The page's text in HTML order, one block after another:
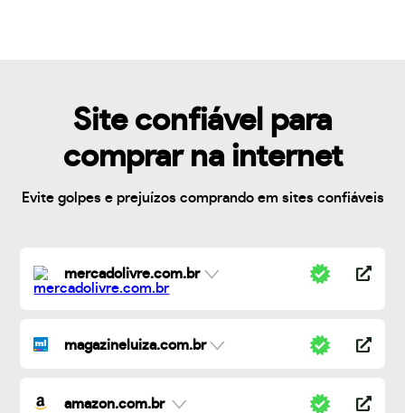
Site confiável para
comprar na internet
Evite golpes e prejuízos comprando em sites confiáveis
mercadolivre.com.br
magazineluiza.com.br
amazon.com.br